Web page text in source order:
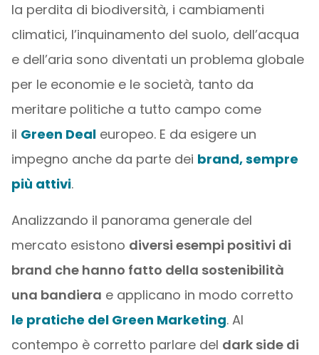
la perdita di biodiversità, i cambiamenti
climatici, l’inquinamento del suolo, dell’acqua
e dell’aria sono diventati un problema globale
per le economie e le società, tanto da
meritare politiche a tutto campo come
il Green Dealeuropeo. E da esigere un
impegno anche da parte dei brand, sempre
più attivi.
Analizzando il panorama generale del
mercato esistono diversi esempi positivi di
brand che hanno fatto della sostenibilità
una bandiera e applicano in modo corretto
le pratiche del Green Marketing. Al
contempo è corretto parlare del dark side di